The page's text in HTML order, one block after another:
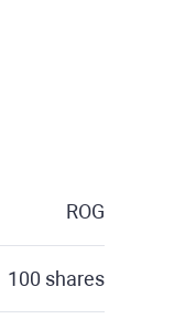
ROG
100 shares